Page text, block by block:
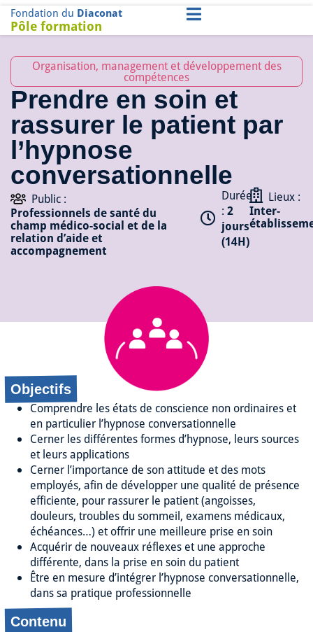
Fondation du Diaconat
Pôle formation
Organisation, management et développement des
compétences
Prendre en soin et
rassurer le patient par
l’hypnose
conversationnelle
Public :
Professionnels de santé du
champ médico-social et de la
relation d’aide et
accompagnement
Durée
: 2
jours
(14H)
Lieux :
Inter-
Objectifs
Comprendre les états de conscience non ordinaires et
en particulier l’hypnose conversationnelle
Cerner les différentes formes d’hypnose, leurs sources
et leurs applications
Cerner l’importance de son attitude et des mots
employés, afin de développer une qualité de présence
efficiente, pour rassurer le patient (angoisses,
douleurs, troubles du sommeil, examens médicaux,
échéances…) et offrir une meilleure prise en soin
Acquérir de nouveaux réflexes et une approche
différente, dans la prise en soin du patient
Être en mesure d’intégrer l’hypnose conversationnelle,
dans sa pratique professionnelle
Contenu